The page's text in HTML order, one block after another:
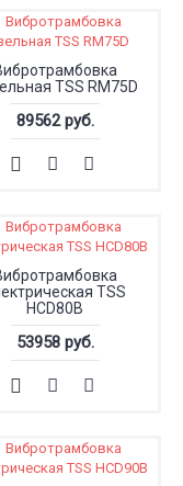
TSS RM75D
89562 руб.
TSS
HCD80B
53958 руб.